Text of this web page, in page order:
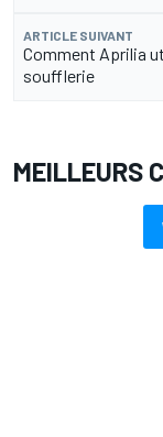
ARTICLE SUIVANT
Comment Aprilia
soufflerie
MEILLEURS